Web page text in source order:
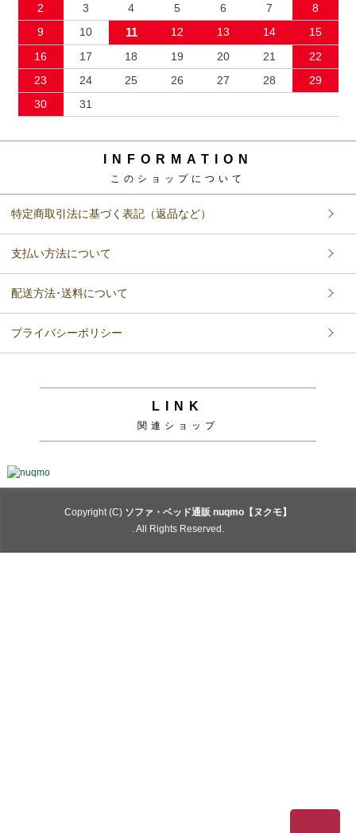
2
3 4 5 6 7
8
9
10 11 12 13 14
15
16
17 18 19 20 21
22
23
24 25 26 27 28
29
30
31
INFORMATION
このショップについて
特定商取引法に基づく表記（返品など）
支払い方法について
配送方法･送料について
プライバシーポリシー
LINK
関連ショップ
Copyright (C) ソファ・ベッド通販 nuqmo【ヌクモ】
. All Rights Reserved.